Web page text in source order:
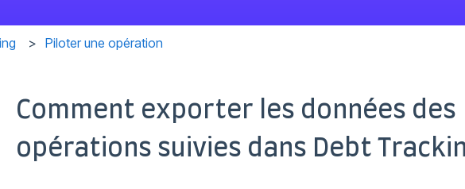
Piloter une opération
Comment exporter les données des
opérations suivies dans Debt